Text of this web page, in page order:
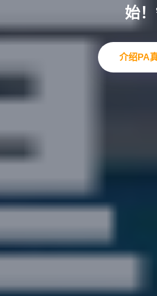
案例中心
始！
介绍PA
联络